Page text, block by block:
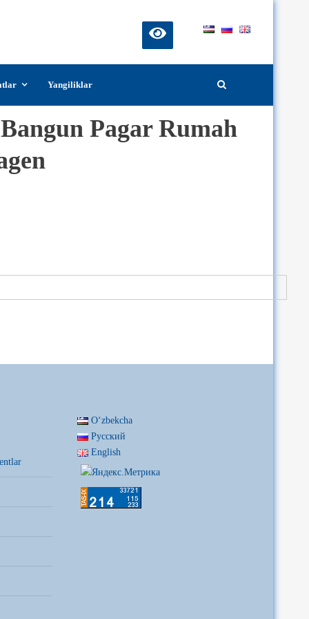
Yangiliklar
Pagar Rumah
Oʻzbekcha
Русский
English